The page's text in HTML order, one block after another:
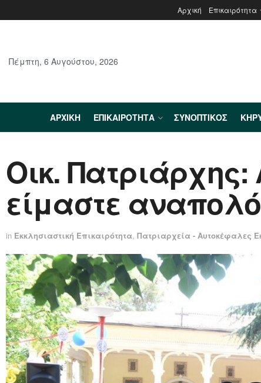
Αρχική Επικαιρότητα
Πέμπτη, 6 Αυγούστου, 2026
ΑΡΧΙΚΉ ΕΠΙΚΑΙΡΌΤΗΤΑ ΣΥΝΟΠΤΙΚΌΣ
Οικ.
είμαστε
in Εκκλησιαστική Επικαιρότητα, Πατριαρχεία - Αυτοκέφαλες